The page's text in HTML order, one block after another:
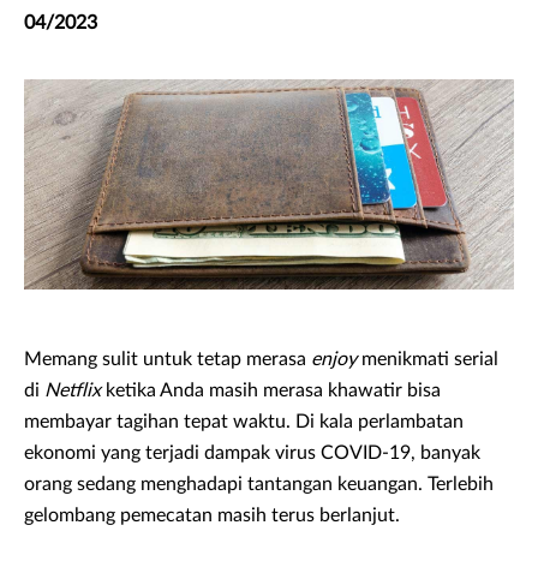
04/2023
Memang sulit untuk tetap merasa enjoymenikmati serial
di Netflix ketika Anda masih merasa khawatir bisa
membayar tagihan tepat waktu. Di kala perlambatan
ekonomi yang terjadi dampak virus COVID-19, banyak
orang sedang menghadapi tantangan keuangan. Terlebih
gelombang pemecatan masih terus berlanjut.